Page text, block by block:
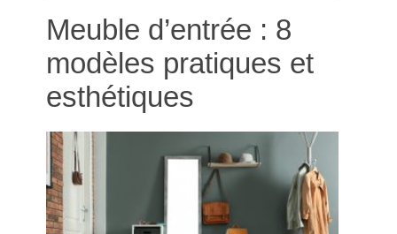
Meuble d’entrée : 8
modèles pratiques et
esthétiques